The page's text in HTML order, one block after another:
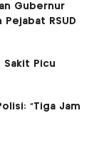
Gubernur
RSUD
Sakit Picu
“Tiga Jam